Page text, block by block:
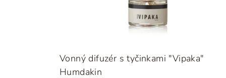
Vonný difuzér s tyčinkami "Vipaka"
Humdakin